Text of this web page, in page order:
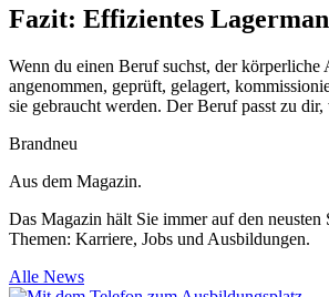
Fazit: Effizientes
Wenn du einen Beruf suchst, der
angenommen, geprüft, gelagert,
sie gebraucht werden. Der Beruf passt zu
Brandneu
Aus dem Magazin.
Das Magazin hält Sie immer auf den neusten
Themen: Karriere, Jobs und Ausbildungen.
Alle News